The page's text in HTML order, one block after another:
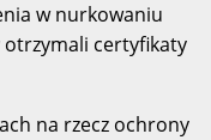
w nurkowaniu
certyfikaty
na rzecz ochrony